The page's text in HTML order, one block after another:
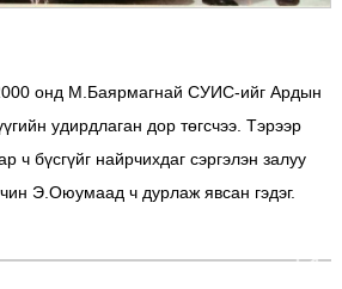
онд М.Баярмагнай СУИС-ийг Ардын
удирдлаган дор төгсчээ. Тэрээр
ч бүсгүйг найрчихдаг сэргэлэн залуу
Э.Оюумаад ч дурлаж явсан гэдэг.